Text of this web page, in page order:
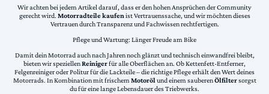
Wir achten bei jedem Artikel darauf, dass er den hohen Ansprüchen der Community
gerecht wird. Motorradteile kaufen ist Vertrauenssache, und wir möchten dieses
Vertrauen durch Transparenz und Fachwissen rechtfertigen.
Pflege und Wartung: Länger Freude am Bike
Damit dein Motorrad auch nach Jahren noch glänzt und technisch einwandfrei bleibt,
bieten wir speziellenReinigerfür alle Oberflächen an. Ob Kettenfett-Entferner,
Felgenreiniger oder Politur für die Lackteile – die richtige Pflege erhält den Wert deines
Motorrads. In Kombination mit frischemMotorölund einem sauberenÖlfiltersorgst
du für eine lange Lebensdauer des Triebwerks.